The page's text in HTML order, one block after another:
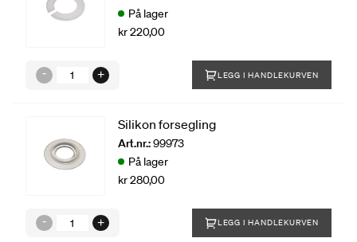
På lager
kr 220,00
LEGG I HANDLEKURVEN
Silikon forsegling
Art.nr.:99973
På lager
kr 280,00
LEGG I HANDLEKURVEN